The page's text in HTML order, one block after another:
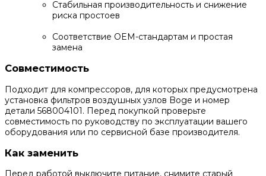
Стабильная производительность и снижение
риска простоев
Соответствие OEM-стандартам и простая
замена
Совместимость
Подходит для компрессоров, для которых предусмотрена
установка фильтров воздушных узлов Boge и номер
детали 568004101. Перед покупкой проверьте
совместимость по руководству по эксплуатации вашего
оборудования или по сервисной базе производителя.
Как заменить
Перед работой выключите питание, снимите старый